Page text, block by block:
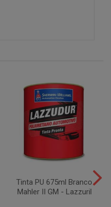
Tinta PU 675ml Branco
Mahler II GM - Lazzuril